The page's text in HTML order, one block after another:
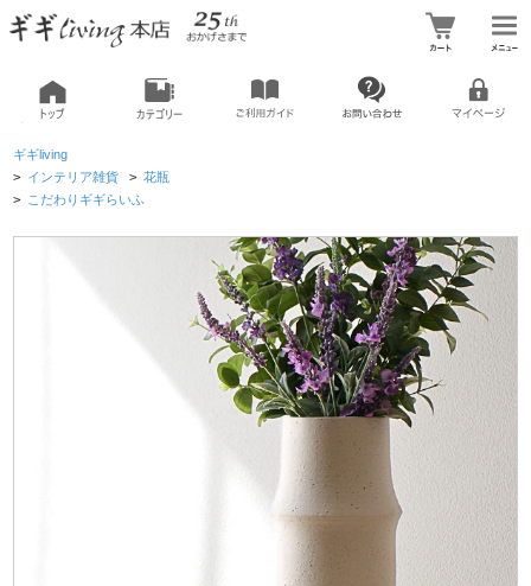
ギギliving
> インテリア雑貨 > 花瓶
> こだわりギギらいふ